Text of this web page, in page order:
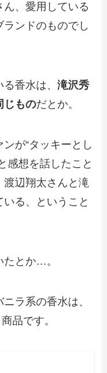
、愛用している
ンドのものでし
る香水は、滝沢秀
じものだとか。
が“タッキーとし
感想を話したこと
渡辺翔太さんと滝
る、ということ
たとか…。
ラ系の香水は、
品です。